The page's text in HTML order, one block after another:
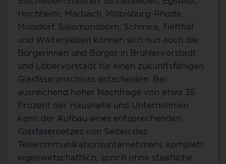
Hochheim, Marbach, Möbisburg-Rhoda,
Molsdorf, Salomonsborn, Schmira, Tiefthal
und Waltersleben können sich nun auch die
Bürgerinnen und Bürger in Brühlervorstadt
und Löbervorstadt für einen zukunftsfähigen
Glasfaseranschluss entscheiden. Bei
ausreichend hoher Nachfrage von etwa 35
Prozent der Haushalte und Unternehmen
kann der Aufbau eines entsprechenden
Glasfasernetzes von Seiten des
Telekommunikationsunternehmens komplett
eigenwirtschaftlich, sprich ohne staatliche